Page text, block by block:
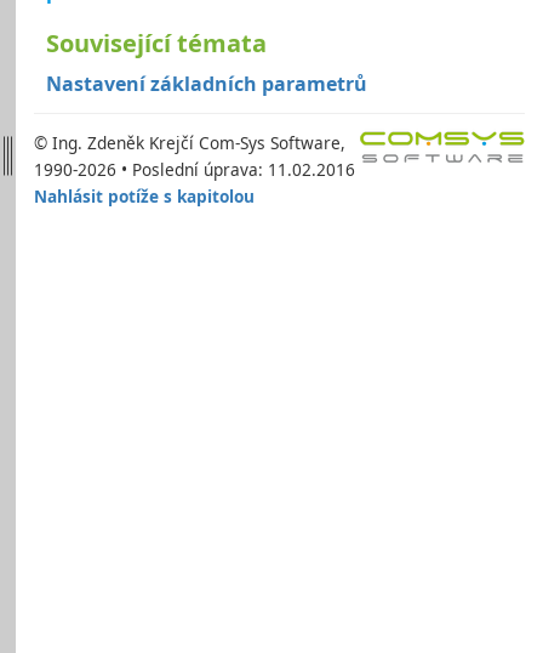
Související témata
Nastavení základních parametrů
© Ing. Zdeněk Krejčí Com-Sys Software,
1990-2026 • Poslední úprava: 11.02.2016
Nahlásit potíže s kapitolou